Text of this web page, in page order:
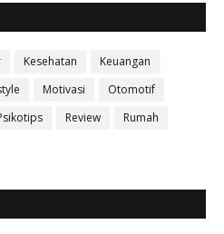
Kesehatan
Keuangan
Motivasi
Otomotif
Review
Rumah